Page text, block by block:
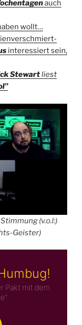
auch
wollt…
interessiert sein,
Stewartliest
(v.o.l:)
Geister)